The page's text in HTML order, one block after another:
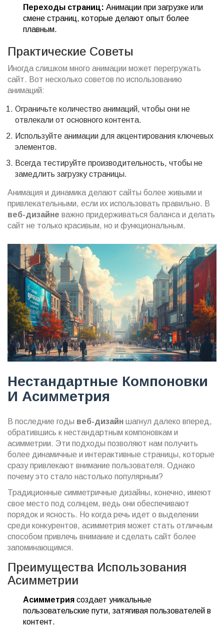
Переходы страниц: Анимации при загрузке или
смене страниц, которые делают опыт более
плавным.
Практические Советы
Иногда слишком много анимации может перегружать
сайт. Вот несколько советов по использованию
анимаций:
Ограничьте количество анимаций, чтобы они не
отвлекали от основного контента.
Используйте анимации для акцентирования ключевых
элементов.
Всегда тестируйте производительность, чтобы не
замедлить загрузку страницы.
Анимация и динамика делают сайты более живыми и
привлекательными, если их использовать правильно. В
веб-дизайне важно придерживаться баланса и делать
сайт не только красивым, но и функциональным.
Нестандартные Компоновки
И Асимметрия
В последние годы веб-дизайн шагнул далеко вперед,
обратившись к нестандартным компоновкам и
асимметрии. Эти подходы позволяют нам получить
более динамичные и интерактивные страницы, которые
сразу привлекают внимание пользователя. Однако
почему это стало настолько популярным?
Традиционные симметричные дизайны, конечно, имеют
свое место под солнцем, ведь они обеспечивают
порядок и ясность. Но когда речь идет о выделении
среди конкурентов, асимметрия может стать отличным
способом привлечь внимание и сделать сайт более
запоминающимся.
Преимущества Использования
Асимметрии
Асимметрия создает уникальные
пользовательские пути, затягивая пользователей в
контент.